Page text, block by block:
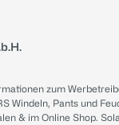
zum
Windeln, Pants und
& im Online Shop.